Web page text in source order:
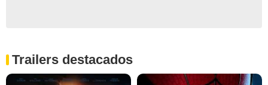
Trailers destacados